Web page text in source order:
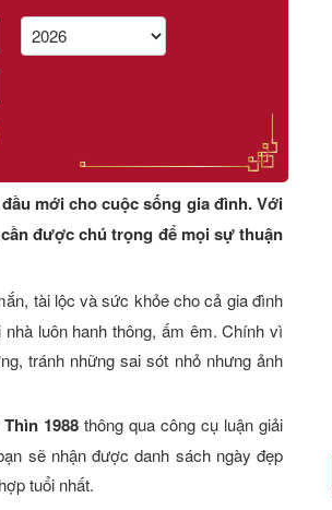
mới cho cuộc sống gia đình. Với
được chú trọng để mọi sự thuận
tài lộc và sức khỏe cho cả gia đình
luôn hanh thông, ấm êm. Chính vì
tránh những sai sót nhỏ nhưng ảnh
Thìn 1988 thông qua công cụ luận giải
sẽ nhận được danh sách ngày đẹp
tuổi nhất.